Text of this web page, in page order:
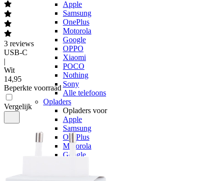
Apple
Samsung
OnePlus
Motorola
Google
OPPO
Xiaomi
POCO
Nothing
Sony
Alle telefoons
Opladers
Opladers voor
Apple
Samsung
OnePlus
Motorola
Google
3 reviews
USB-C
|
Wit
14,95
Beperkte voorraad
Vergelijk